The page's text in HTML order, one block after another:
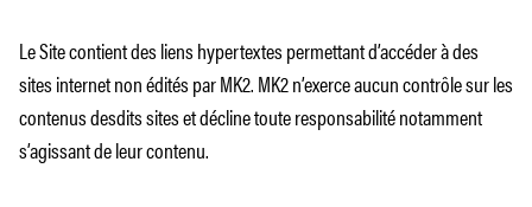
Le Site contient des liens hypertextes permettant d’accéder à des
sites internet non édités par MK2. MK2 n’exerce aucun contrôle sur les
contenus desdits sites et décline toute responsabilité notamment
s’agissant de leur contenu.